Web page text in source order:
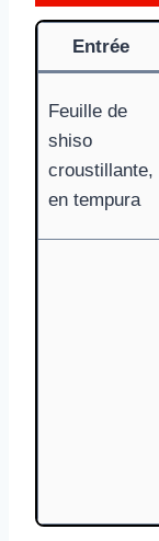
Entrée
Feuille de
shiso
croustillante,
en tempura